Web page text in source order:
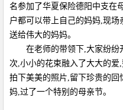
名参加了华夏保险德阳中支在
户都可以带上自己的妈妈,现
送给伟大的妈妈。
在老师的带领下,大家纷纷
次,小小的花束融入了大大的
拍下美美的照片,留下珍贵的
妈,过了一个特别的母亲节。